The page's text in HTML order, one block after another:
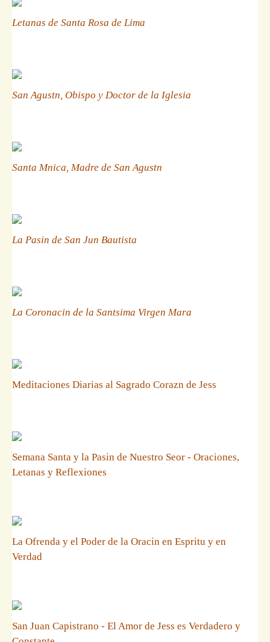
Letanas de Santa Rosa de Lima
San Agustn, Obispo y Doctor de la Iglesia
Santa Mnica, Madre de San Agustn
La Pasin de San Jun Bautista
La Coronacin de la Santsima Virgen Mara
Meditaciones Diarias al Sagrado Corazn de Jess
Semana Santa y la Pasin de Nuestro Seor - Oraciones,
Letanas y Reflexiones
La Ofrenda y el Poder de la Oracin en Espritu y en
Verdad
San Juan Capistrano - El Amor de Jess es Verdadero y